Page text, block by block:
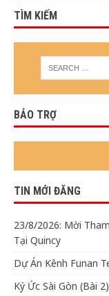
TÌM KIẾM
BẢO TRỢ
TIN MỚI ĐĂNG
23/8/2026: Mời
Tại Quincy
Dự Án Kênh Funan
Ký Ức Sài Gòn (Bài 2)